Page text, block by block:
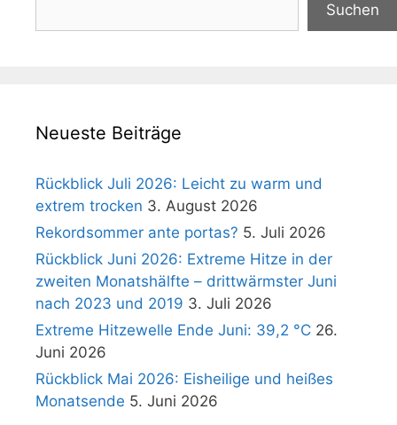
Suchen
Neueste Beiträge
Rückblick Juli 2026: Leicht zu warm und
extrem trocken 3. August 2026
Rekordsommer ante portas? 5. Juli 2026
Rückblick Juni 2026: Extreme Hitze in der
zweiten Monatshälfte – drittwärmster Juni
nach 2023 und 2019 3. Juli 2026
Extreme Hitzewelle Ende Juni: 39,2 °C 26.
Juni 2026
Rückblick Mai 2026: Eisheilige und heißes
Monatsende 5. Juni 2026